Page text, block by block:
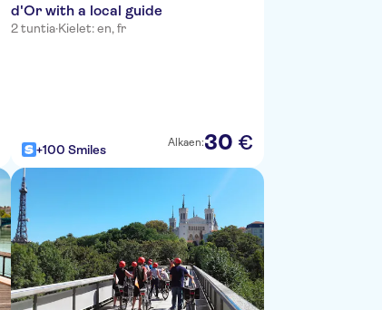
d'Or with a local guide
2 tuntia·Kielet: en, fr
+100 Smiles Alkaen:30 €